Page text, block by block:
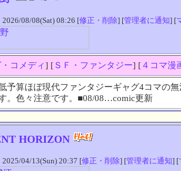
08/08(Sat) 08:26 [修正・削除] [管理者に通知] [
コメディ] [ＳＦ・ファンタジー] [４コマ漫
予算ほぼ現代ファンタジーギャグ4コマの
。色々注意です。■08/08…comic更新
HORIZON
04/13(Sun) 20:37 [修正・削除] [管理者に通知] [